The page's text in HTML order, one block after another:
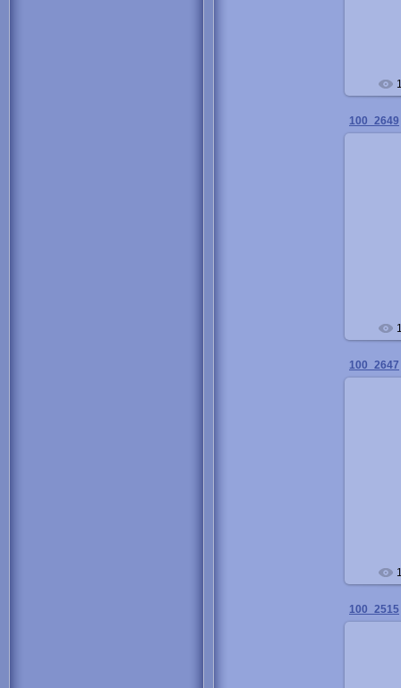
100_2649
100_2647
100_2515